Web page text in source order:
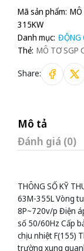
Mã sản phẩm: MÔ
315KW
Danh mục: ĐỘNG
Thẻ: MÔ TƠ SGP
Share:
Mô tả
Đánh giá (0)
THÔNG SỐ KỸ
63M-355L Vòng
8P~720v/p Điện
số 50/60Hz Cấp
chịu nhiệt F(155)
trường xung